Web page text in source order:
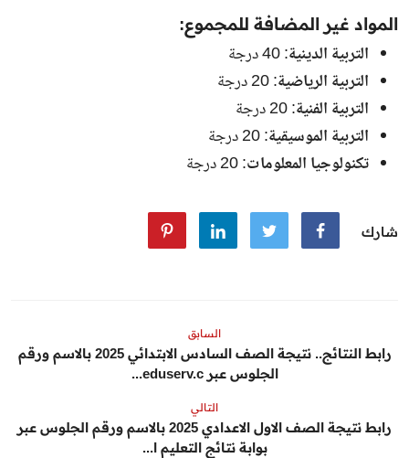
المواد غير المضافة للمجموع:
التربية الدينية: 40 درجة
التربية الرياضية: 20 درجة
التربية الفنية: 20 درجة
التربية الموسيقية: 20 درجة
تكنولوجيا المعلومات: 20 درجة
شارك
السابق
رابط النتائج.. نتيجة الصف السادس الابتدائي 2025 بالاسم ورقم
الجلوس عبر eduserv.c...
التالي
رابط نتيجة الصف الاول الاعدادي 2025 بالاسم ورقم الجلوس عبر
بوابة نتائج التعليم ا...